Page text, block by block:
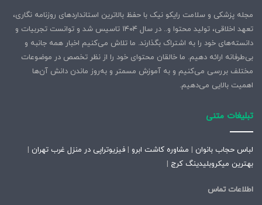
مکمل‌ها تنها بخشی از راهکار هستند. برای سلامت کامل موها،
رعایت سبک زندگی سالم اهمیت دارد:
تغذیه مناسب: مصرف میوه، سبزی، پروتئین باکیفیت و
اسیدهای چرب سالم
بهتر
مدیریت استرس:
می‌کند
خواب کافی:کمبود خواب باعث افزایش ریزش مو و کاهش
مجله پزشکی و سلامت رایکو نیک با حفظ بالاترین استانداردهای روزنامه نگاری،
تعهد اخلاقی، تولید محتوا و.. در سال ۱۴۰۴ تاسیس شد و توانست تجربیات و
دانسته‌های خود را به اشتراک بگذارند. ما تلاش می‌کنیم اخبار همه جانبه و
بی‌طرفانه ارائه دهیم. ما خالقان محتوای خود را از نظر تخصص در موضوعات
مختلف بررسی می‌کنیم و به آموزش مسمتر و به‌روز ماندن دانش آن‌ها
اهمیت بالایی می‌دهیم.
تبلیغات متنی
لباس حجاب بانوان | مشاوره کاشت ابرو | فیزیوتراپی در منزل غرب تهران |
بهترین میکروبلیدینگ کرج |
اطلاعات تماس